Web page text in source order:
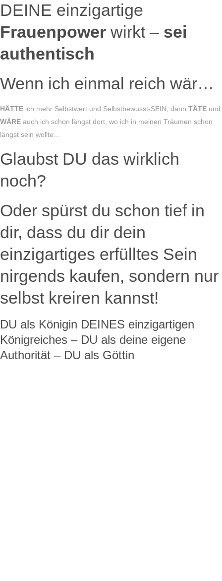
DEINE einzigartige
Frauenpower wirkt – sei
authentisch
Wenn ich einmal reich wär…
HÄTTE ich mehr Selbstwert und Selbstbewusst-SEIN, dann TÄTE und
WÄRE auch ich schon längst dort, wo ich in meinen Träumen schon
längst sein wollte…
Glaubst DU das wirklich
noch?
Oder spürst du schon tief in
dir, dass du dir dein
einzigartiges erfülltes Sein
nirgends kaufen, sondern nur
selbst kreiren kannst!
DU als Königin DEINES einzigartigen
Königreiches – DU als deine eigene
Authorität – DU als Göttin